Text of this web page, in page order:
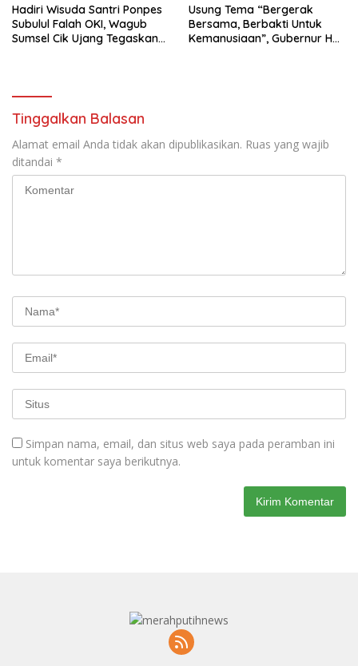
Hadiri Wisuda Santri Ponpes
Subulul Falah OKI, Wagub
Sumsel Cik Ujang Tegaskan
Usung Tema “Bergerak
Bersama, Berbakti Untuk
Kemanusiaan”, Gubernur HD
Tinggalkan Balasan
Alamat email Anda tidak akan dipublikasikan. Ruas yang wajib
ditandai *
Simpan nama, email, dan situs web saya pada peramban ini
untuk komentar saya berikutnya.